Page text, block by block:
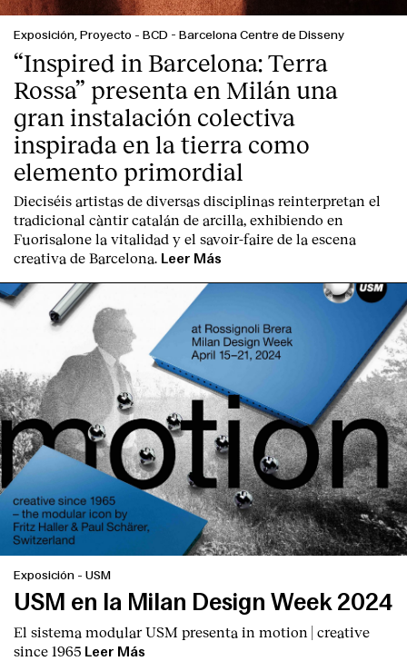
Exposición, Proyecto - BCD - Barcelona Centre de Disseny
“Inspired in Barcelona: Terra
Rossa” presenta en Milán una
gran instalación colectiva
inspirada en la tierra como
elemento primordial
Dieciséis artistas de diversas disciplinas reinterpretan el
tradicional càntir catalán de arcilla, exhibiendo en
Fuorisalone la vitalidad y el savoir-faire de la escena
creativa de Barcelona. Leer Más
Exposición - USM
USM en la Milan Design Week 2024
El sistema modular USM presenta in motion | creative
since 1965 Leer Más